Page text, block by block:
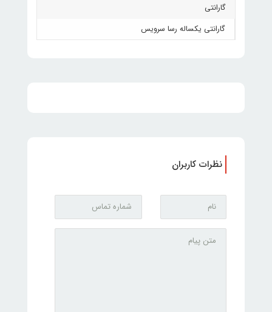
گارانتی
گارانتی یکساله رسا سرویس
نظرات کاربران